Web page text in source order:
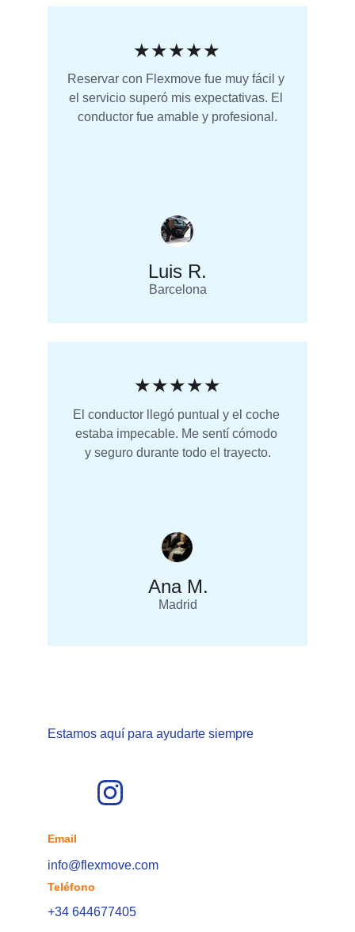
El conductor llegó puntual y el coche
estaba impecable. Me sentí cómodo
y seguro durante todo el trayecto.
Ana M.
Madrid
Reservar con Flexmove fue muy fácil y
el servicio superó mis expectativas. El
conductor fue amable y profesional.
Luis R.
Barcelona
★★★★★
★★★★★
Estamos aquí para ayudarte siempre
Email
Teléfono
info@flexmove.com
+34 644677405